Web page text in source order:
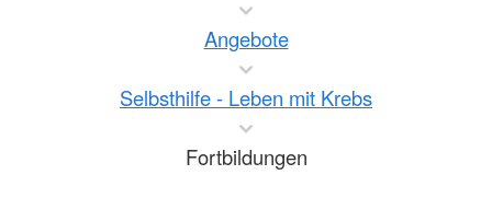
Angebote
Selbsthilfe - Leben mit Krebs
Fortbildungen